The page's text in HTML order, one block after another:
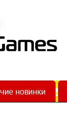
новинки